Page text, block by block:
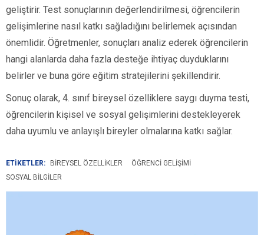
geliştirir. Test sonuçlarının değerlendirilmesi, öğrencilerin
gelişimlerine nasıl katkı sağladığını belirlemek açısından
önemlidir. Öğretmenler, sonuçları analiz ederek öğrencilerin
hangi alanlarda daha fazla desteğe ihtiyaç duyduklarını
belirler ve buna göre eğitim stratejilerini şekillendirir.
Sonuç olarak, 4. sınıf bireysel özelliklere saygı duyma testi,
öğrencilerin kişisel ve sosyal gelişimlerini destekleyerek
daha uyumlu ve anlayışlı bireyler olmalarına katkı sağlar.
ETİKETLER: BIREYSEL ÖZELLIKLER
ÖĞRENCI GELIŞIMI
SOSYAL BILGILER